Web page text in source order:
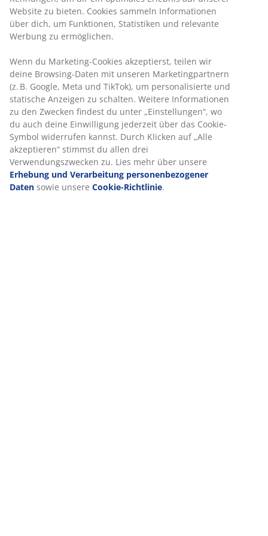
Hänge-
Wäscheständer
LAVST
B18xL42xH27cm
2,50 €
/Stk
Niedrigster 30-
Tage-Preis vor
Reduzierung 6,00
Normalpreis:
6,00 € /Stk (-58%)
Reduziert seit
03.03.2026,
solange der
Vorrat reicht
LEIFHEIT
Wäscheständer
LEIFHEIT
16m
Wäscheleine
27,50
€ /Stk
Vorherpreis:
30,00 € /Stk
Versandkosten
Wäscheständer
AXEL
B55xL171xH89/99cm
15,00
€ /Stk
Versandkosten
Website zu bieten. Cookies sammeln Informationen
über dich, um Funktionen, Statistiken und relevante
Werbung zu ermöglichen.
Wenn du Marketing-Cookies akzeptierst, teilen wir
deine Browsing-Daten mit unseren Marketingpartnern
(z. B. Google, Meta und TikTok), um personalisierte und
statische Anzeigen zu schalten. Weitere Informationen
zu den Zwecken findest du unter „Einstellungen“, wo
du auch deine Einwilligung jederzeit über das Cookie-
Symbol widerrufen kannst. Durch Klicken auf „Alle
akzeptieren“ stimmst du allen drei
Verwendungszwecken zu. Lies mehr über unsere
Erhebung und Verarbeitung personenbezogener
Daten sowie unsere Cookie-Richtlinie.